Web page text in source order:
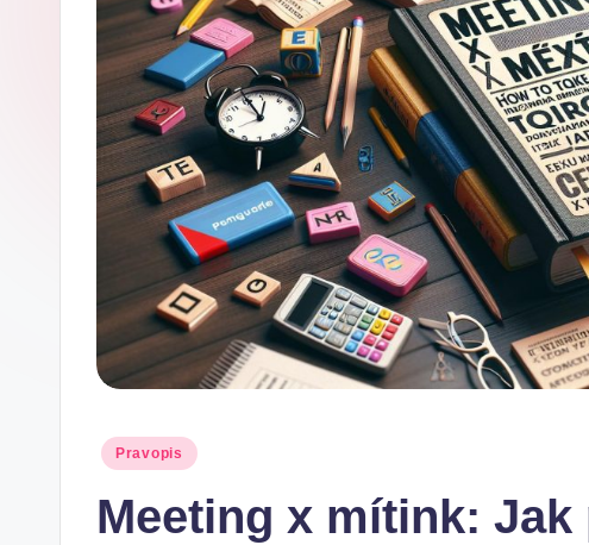
Posted
Pravopis
Meeting x mítink: